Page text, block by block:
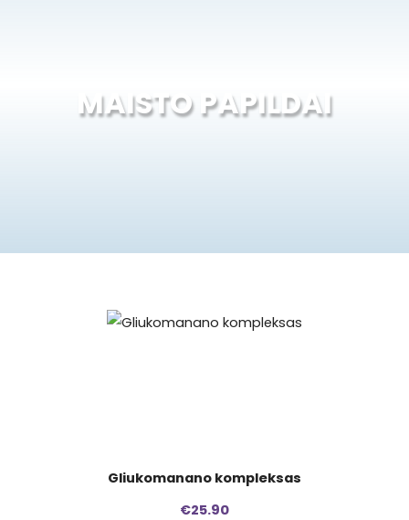
MAISTO PAPILDAI
Gliukomanano kompleksas
€25.90